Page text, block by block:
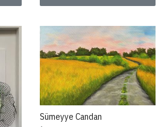
Sümeyye Candan